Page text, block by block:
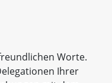
Worte.
Ihrer